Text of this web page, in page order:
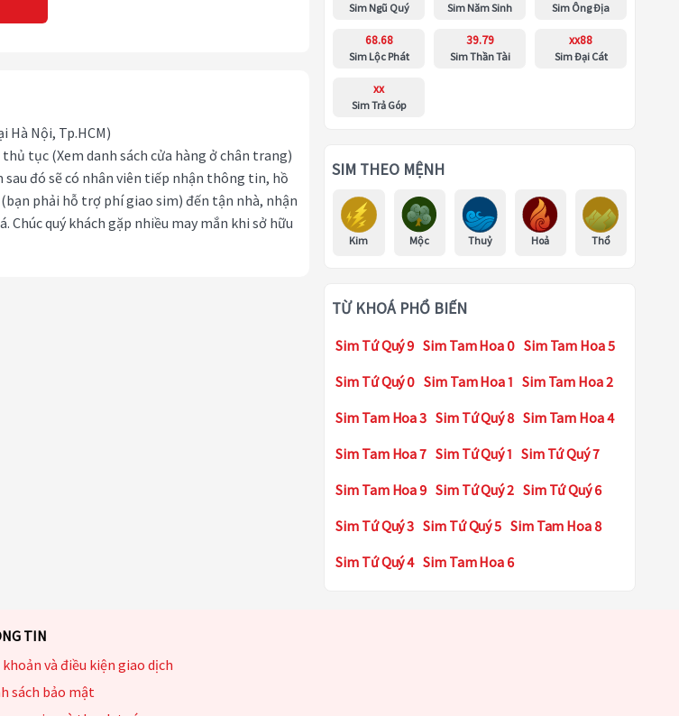
Hà Nội, Tp.HCM)
tục (Xem danh sách cửa hàng ở chân trang)
đó sẽ có nhân viên tiếp nhận thông tin, hồ
phải hỗ trợ phí giao sim) đến tận nhà, nhận
quý khách gặp nhiều may mắn khi sở hữu
Sim Ngũ Quý Sim Năm Sinh Sim Ông Địa
68.68
Sim Lộc Phát
39.79
Sim Thần Tài
xx88
Sim Đại Cát
xx
Sim Trả Góp
SIM THEO MỆNH
Kim Mộc Thuỷ Hoả Thổ
TỪ KHOÁ PHỔ BIẾN
Sim Tứ Quý 9 Sim Tam Hoa 0 Sim Tam Hoa 5
Sim Tứ Quý 0 Sim Tam Hoa 1 Sim Tam Hoa 2
Sim Tam Hoa 3 Sim Tứ Quý 8 Sim Tam Hoa 4
Sim Tam Hoa 7 Sim Tứ Quý 1 Sim Tứ Quý 7
Sim Tam Hoa 9 Sim Tứ Quý 2 Sim Tứ Quý 6
Sim Tứ Quý 3 Sim Tứ Quý 5 Sim Tam Hoa 8
Sim Tứ Quý 4 Sim Tam Hoa 6
TIN
và điều kiện giao dịch
sách bảo mật